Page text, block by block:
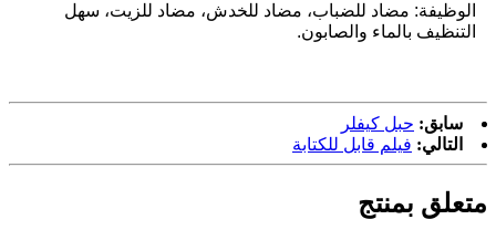
الوظيفة: مضاد للضباب، مضاد للخدش، مضاد للزيت، سهل
التنظيف بالماء والصابون.
سابق: حبل كيفلر
التالي: فيلم قابل للكتابة
متعلق بمنتج